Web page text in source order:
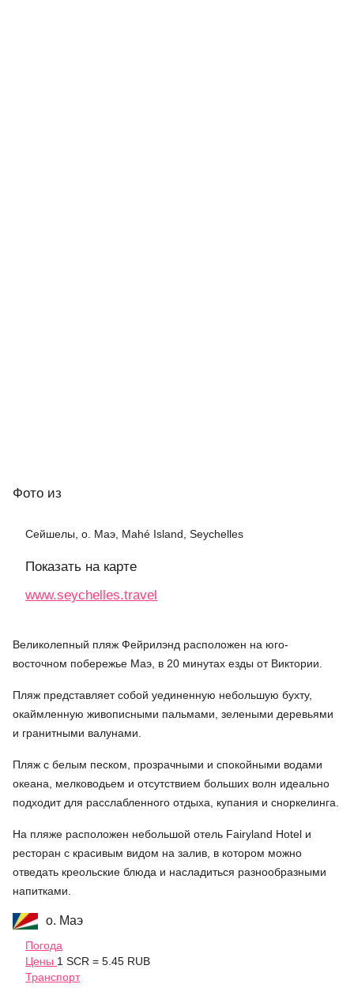
Фото из
Сейшелы, о. Маэ, Mahé Island, Seychelles
Показать на карте
www.seychelles.travel
Великолепный пляж Фейрилэнд расположен на юго-
восточном побережье Маэ, в 20 минутах езды от Виктории.
Пляж представляет собой уединенную небольшую бухту,
окаймленную живописными пальмами, зелеными деревьями
и гранитными валунами.
Пляж с белым песком, прозрачными и спокойными водами
океана, мелководьем и отсутствием больших волн идеально
подходит для расслабленного отдыха, купания и сноркелинга.
На пляже расположен небольшой отель Fairyland Hotel и
ресторан с красивым видом на залив, в котором можно
отведать креольские блюда и насладиться разнообразными
напитками.
о. Маэ
Погода
Цены 1 SCR = 5.45 RUB
Транспорт